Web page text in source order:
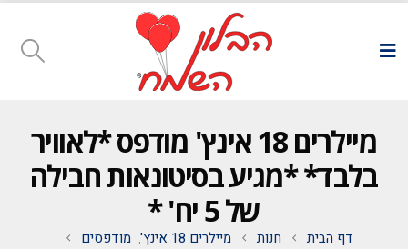
מיילרים 18 אינץ' מודפס *לאוויר
בלבד* *מגיע בסיטונאות חבילה
של 5 יח' *
דף הבית חנות מיילרים 18 אינץ' , מודפסים